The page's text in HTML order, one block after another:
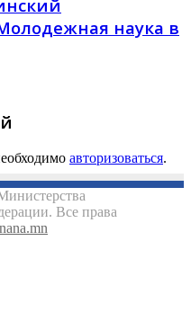
наука в
авторизоваться.
Все права